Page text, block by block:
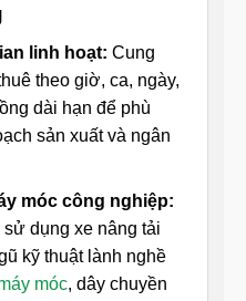
linh hoạt: Cung
theo giờ, ca, ngày,
dài hạn để phù
sản xuất và ngân
móc công nghiệp:
dụng xe nâng tải
kỹ thuật lành nghề
móc, dây chuyền